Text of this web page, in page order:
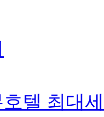
호텔 최대